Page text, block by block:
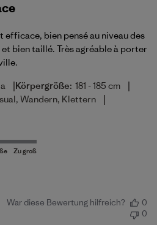
efficace, bien pensé au niveau des
bien taillé. Très agréable à porter
|Körpergröße: 181 - 185 cm |
Wandern, Klettern |
War diese Bewertung hilfreich?
0
0